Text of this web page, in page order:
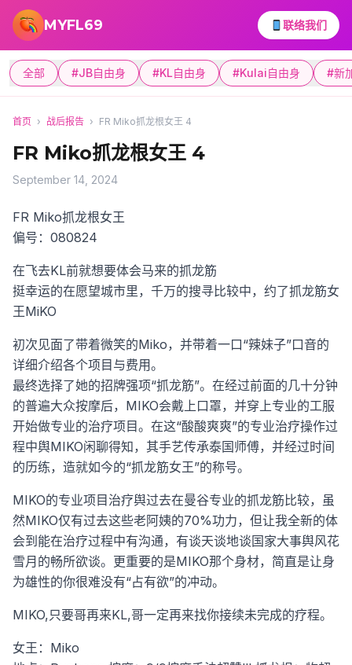
跳转到主要内容
MYFL69 联络我们
全部 #JB自由身 #KL自由身 #Kulai自由身 #新
首页 › 战后报告 › FR Miko抓龙根女王 4
FR Miko抓龙根女王 4
September 14, 2024
FR Miko抓龙根女王
偏号：080824
在飞去KL前就想要体会马来的抓龙筋
挺幸运的在愿望城市里，千万的搜寻比较中，约了抓龙筋女
王MiKO
初次见面了带着微笑的Miko，并带着一口“辣妹子”口音的
详细介绍各个项目与费用。
最终选择了她的招牌强项“抓龙筋”。在经过前面的几十分钟
的普遍大众按摩后，MIKO会戴上口罩，并穿上专业的工服
开始做专业的治疗项目。在这“酸酸爽爽”的专业治疗操作过
程中舆MIKO闲聊得知，其手艺传承泰国师傅，并经过时间
的历练，造就如今的“抓龙筋女王”的称号。
MIKO的专业项目治疗舆过去在曼谷专业的抓龙筋比较，虽
然MIKO仅有过去这些老阿姨的70%功力，但让我全新的体
会到能在治疗过程中有沟通，有谈天谈地谈国家大事舆风花
雪月的畅所欲谈。更重要的是MIKO那个身材，简直是让身
为雄性的你很难没有“占有欲”的冲动。
MIKO,只要哥再来KL,哥一定再来找你接续未完成的疗程。
女王：Miko